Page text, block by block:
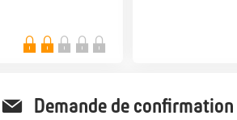
Demande de